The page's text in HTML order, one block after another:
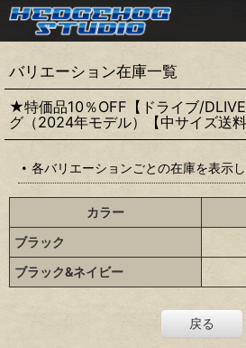
バリエーション在庫一覧
★特価品10％OFF【ドライブ/
グ（2024年モデル）【中サイズ送料
各バリエーションごとの在庫を表示し
カラー
ブラック
ブラック&ネイビー
戻る